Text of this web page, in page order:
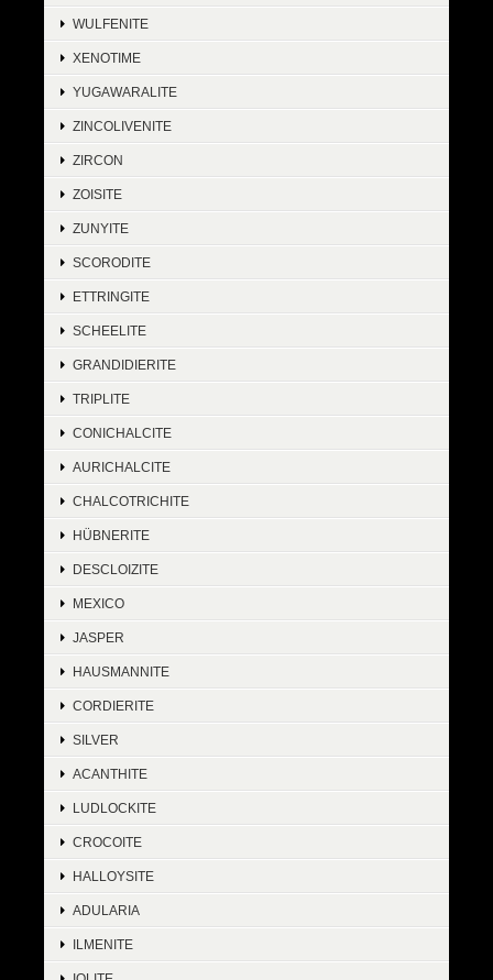
WULFENITE
XENOTIME
YUGAWARALITE
ZINCOLIVENITE
ZIRCON
ZOISITE
ZUNYITE
SCORODITE
ETTRINGITE
SCHEELITE
GRANDIDIERITE
TRIPLITE
CONICHALCITE
AURICHALCITE
CHALCOTRICHITE
HÜBNERITE
DESCLOIZITE
MEXICO
JASPER
HAUSMANNITE
CORDIERITE
SILVER
ACANTHITE
LUDLOCKITE
CROCOITE
HALLOYSITE
ADULARIA
ILMENITE